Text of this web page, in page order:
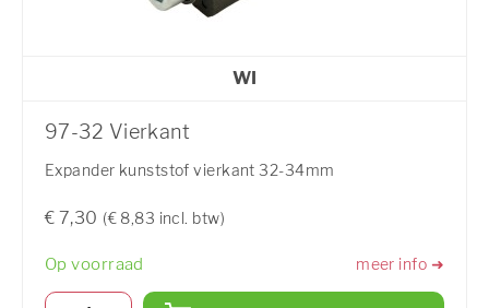
WI
97-32 Vierkant
Expander kunststof vierkant 32-34mm
€ 7,30 (€ 8,83 incl. btw)
Op voorraad meer info ➜